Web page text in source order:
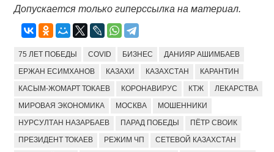
Допускается только гиперссылка на материал.
75 ЛЕТ ПОБЕДЫ COVID БИЗНЕС ДАНИЯР АШИМБАЕВ
ЕРЖАН ЕСИМХАНОВ КАЗАХИ КАЗАХСТАН КАРАНТИН
КАСЫМ-ЖОМАРТ ТОКАЕВ КОРОНАВИРУС КТЖ ЛЕКАРСТВА
МИРОВАЯ ЭКОНОМИКА МОСКВА МОШЕННИКИ
НУРСУЛТАН НАЗАРБАЕВ ПАРАД ПОБЕДЫ ПЁТР СВОИК
ПРЕЗИДЕНТ ТОКАЕВ РЕЖИМ ЧП СЕТЕВОЙ КАЗАХСТАН